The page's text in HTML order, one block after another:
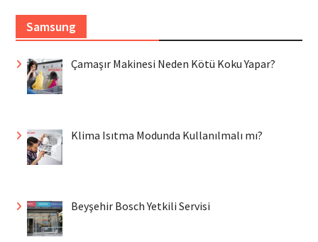
Samsung
Çamaşır Makinesi Neden Kötü Koku Yapar?
Klima Isıtma Modunda Kullanılmalı mı?
Beyşehir Bosch Yetkili Servisi